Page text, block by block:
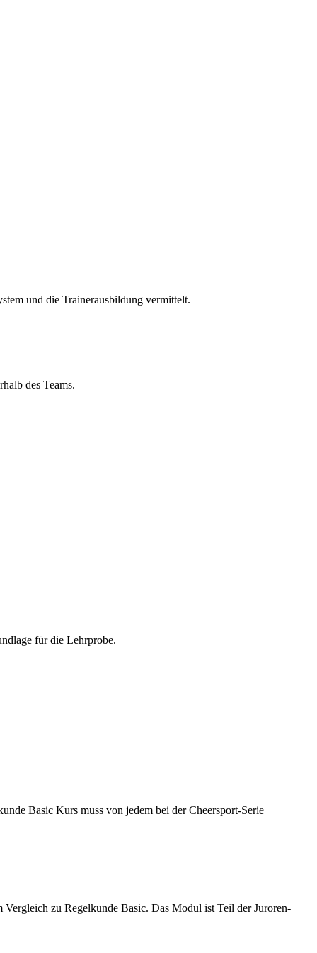
und die Trainerausbildung vermittelt.
des Teams.
für die Lehrprobe.
Basic Kurs muss von jedem bei der Cheersport-Serie
zu Regelkunde Basic. Das Modul ist Teil der Juroren-